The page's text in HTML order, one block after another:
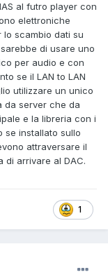
al futro player con
elettroniche
lo scambio dati su
di usare uno
per audio e con
se il LAN to LAN
utilizzare un unico
da server che da
e la libreria con i
se installato sullo
attraversare il
di arrivare al DAC.
1